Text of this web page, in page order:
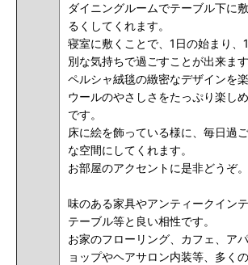
ダイニングルームでテーブル下に
るくしてくれます。
寝室に敷くことで、1日の始まり、
別な気持ちで過ごすことが出来ます
ペルシャ絨毯の緻密なデザインを
ウールのやさしさをたっぷり楽し
です。
床に絵を飾っている様に、毎日過
な空間にしてくれます。
お部屋のアクセントに是非どうぞ。
味のある家具やアンティークイン
テーブル等と良い相性です。
お家のフローリング、カフェ、ア
ョップやヘアサロン内装等、多く